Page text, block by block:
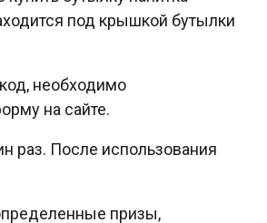
под крышкой бутылки
необходимо
на сайте.
раз. После использования
призы,